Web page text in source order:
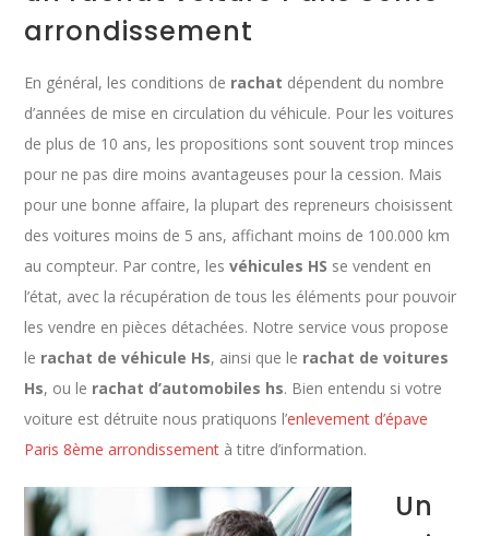
arrondissement
En général, les conditions de rachat dépendent du nombre
d’années de mise en circulation du véhicule. Pour les voitures
de plus de 10 ans, les propositions sont souvent trop minces
pour ne pas dire moins avantageuses pour la cession. Mais
pour une bonne affaire, la plupart des repreneurs choisissent
des voitures moins de 5 ans, affichant moins de 100.000 km
au compteur. Par contre, lesvéhicules HS se vendent en
l’état, avec la récupération de tous les éléments pour pouvoir
les vendre en pièces détachées. Notre service vous propose
le rachat de véhicule Hs, ainsi que le rachat de voitures
Hs, ou le rachat d’automobiles hs. Bien entendu si votre
voiture est détruite nous pratiquons l’enlevement d’épave
Paris 8ème arrondissement à titre d’information.
Un